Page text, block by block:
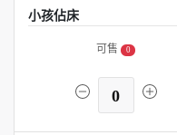
小孩佔床
可售 0
0